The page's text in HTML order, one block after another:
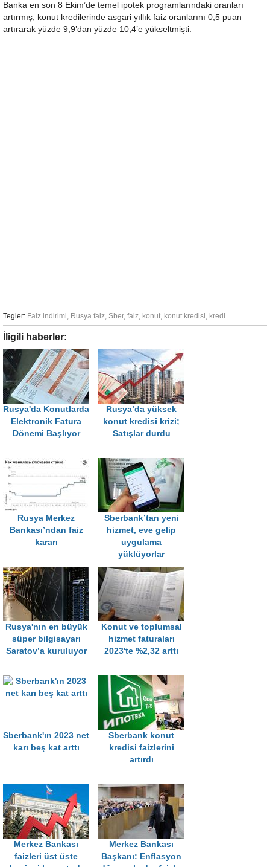
Banka en son 8 Ekim’de temel ipotek programlarındaki oranları
artırmış, konut kredilerinde asgari yıllık faiz oranlarını 0,5 puan
artırarak yüzde 9,9’dan yüzde 10,4’e yükseltmişti.
Tegler: Faiz indirimi, Rusya faiz, Sber, faiz, konut, konut kredisi, kredi
İligili haberler:
Rusya'da Konutlarda
Elektronik Fatura
Dönemi Başlıyor
Rusya’da yüksek
konut kredisi krizi;
Satışlar durdu
Rusya Merkez
Bankası’ndan faiz
kararı
Sberbank’tan yeni
hizmet, eve gelip
uygulama
yüklüyorlar
Rusya'nın en büyük
süper bilgisayarı
Saratov’a kuruluyor
Konut ve toplumsal
hizmet faturaları
2023'te %2,32 arttı
Sberbank'ın 2023 net
karı beş kat arttı
Sberbank konut
kredisi faizlerini
artırdı
Merkez Bankası
faizleri üst üste
Merkez Bankası
Başkanı: Enflasyon